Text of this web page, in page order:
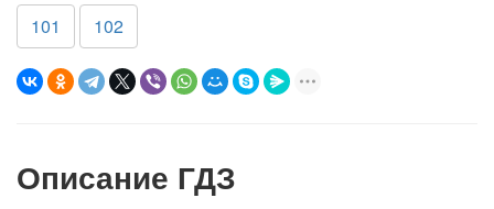
101
102
Описание ГДЗ